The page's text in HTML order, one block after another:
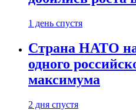
1 день спустя
Страна НАТО
одного
максимума
2 дня спустя